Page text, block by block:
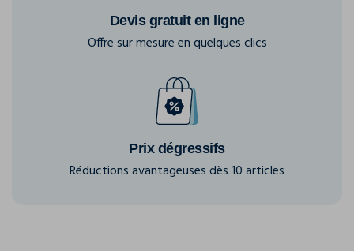
Devis gratuit en ligne
Offre sur mesure en quelques clics
Prix dégressifs
Réductions avantageuses dès 10 articles